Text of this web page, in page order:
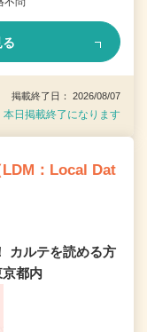
掲載終了日： 2026/08/07
本日掲載終了になります
：Local Dat
カルテを読める方
都内